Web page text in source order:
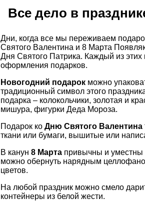
Все дело в
Дни, когда все мы переживаем
Святого Валентина и 8 Марта
Дня Святого Патрика. Каждый из этих
оформления подарков.
Новогодний подарок можно
традиционный символ этого
подарка – колокольчики, золотая и
мишура, фигурки Деда Мороза.
Подарок ко Дню Святого Валентина
ткани или бумаги, вышитые или
В канун 8 Марта привычны и
можно обернуть нарядным
цветов.
На любой праздник можно смело
контейнеры из белой жести.